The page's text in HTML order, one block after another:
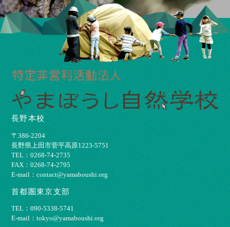
長野本校
〒386-2204
⻑野県上⽥市菅平⾼原1223-5751
TEL：0268-74-2735
FAX：0268-74-2795
E-mail：contact@yamaboushi.org
首都圏東京支部
TEL：090-5338-5741
E-mail：tokyo@yamaboushi.org